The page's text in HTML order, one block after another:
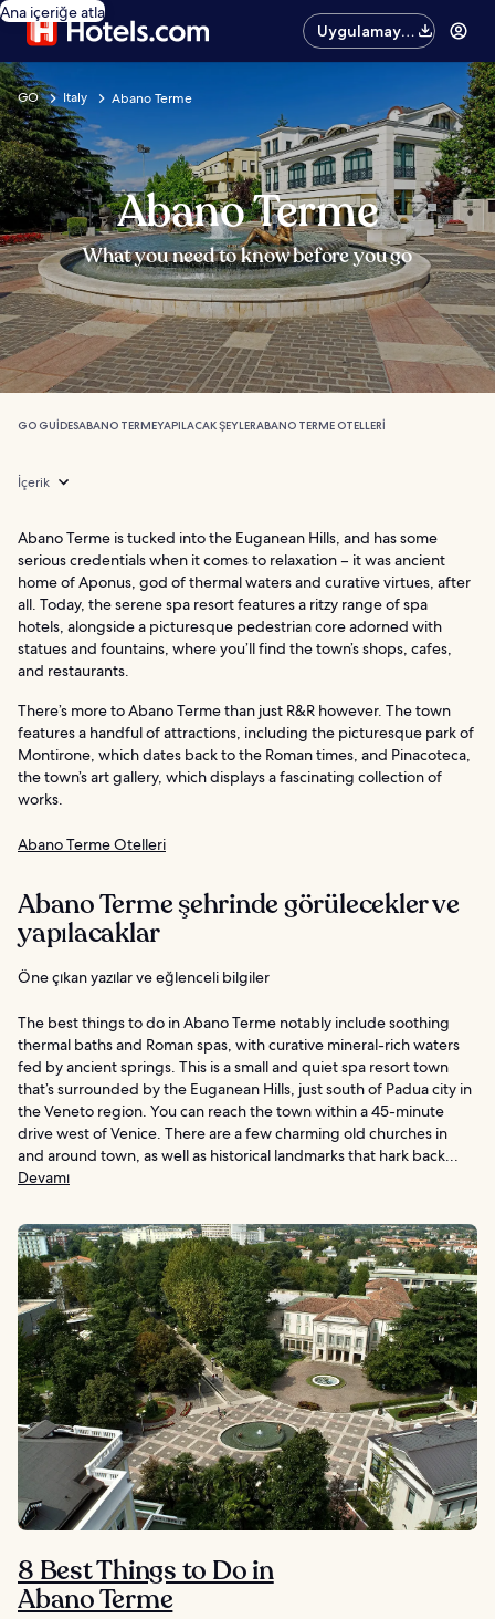
Ana içeriğe atla
Uygulamayı
edinin
GO Italy Abano Terme
Abano Terme
What you need to know before you go
GO GUIDESABANO TERMEYAPILACAK ŞEYLERABANO TERME OTELLERI
İçerik
Abano Terme is tucked into the Euganean Hills, and has some
serious credentials when it comes to relaxation – it was ancient
home of Aponus, god of thermal waters and curative virtues, after
all. Today, the serene spa resort features a ritzy range of spa
hotels, alongside a picturesque pedestrian core adorned with
statues and fountains, where you’ll find the town’s shops, cafes,
and restaurants.
There’s more to Abano Terme than just R&R however. The town
features a handful of attractions, including the picturesque park of
Montirone, which dates back to the Roman times, and Pinacoteca,
the town’s art gallery, which displays a fascinating collection of
works.
Abano Terme Otelleri
Abano Terme şehrinde görülecekler ve
yapılacaklar
Öne çıkan yazılar ve eğlenceli bilgiler
The best things to do in Abano Terme notably include soothing
thermal baths and Roman spas, with curative mineral-rich waters
fed by ancient springs. This is a small and quiet spa resort town
that’s surrounded by the Euganean Hills, just south of Padua city in
the Veneto region. You can reach the town within a 45-minute
drive west of Venice. There are a few charming old churches in
and around town, as well as historical landmarks that hark back...
Devamı
8 Best Things to Do in
Abano Terme